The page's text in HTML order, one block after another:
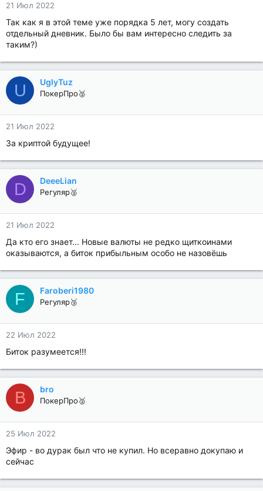
21 Июл 2022
Так как я в этой теме уже порядка 5 лет, могу создать
отдельный дневник. Было бы вам интересно следить за
таким?)
U UglyTuz
ПокерПро🥈
21 Июл 2022
За криптой будущее!
D DeeeLian
Регуляр🥈
21 Июл 2022
Да кто его знает... Новые валюты не редко щиткоинами
оказываются, а биток прибыльным особо не назовёшь
F Faroberi1980
Регуляр🥉
22 Июл 2022
Биток разумеется!!!
B bro
ПокерПро🥈
25 Июл 2022
Эфир - во дурак был что не купил. Но всеравно докупаю и
сейчас